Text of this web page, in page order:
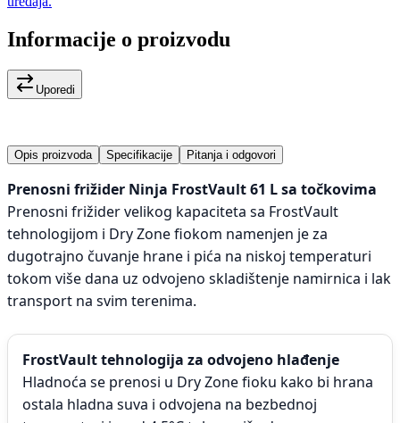
Informacije o proizvodu
Uporedi
Opis proizvoda Specifikacije Pitanja i odgovori
Prenosni frižider Ninja FrostVault 61 L sa točkovima
Prenosni frižider velikog kapaciteta sa FrostVault
tehnologijom i Dry Zone fiokom namenjen je za
dugotrajno čuvanje hrane i pića na niskoj temperaturi
tokom više dana uz odvojeno skladištenje namirnica i lak
transport na svim terenima.
FrostVault tehnologija za odvojeno hlađenje
Hladnoća se prenosi u Dry Zone fioku kako bi hrana
ostala hladna suva i odvojena na bezbednoj